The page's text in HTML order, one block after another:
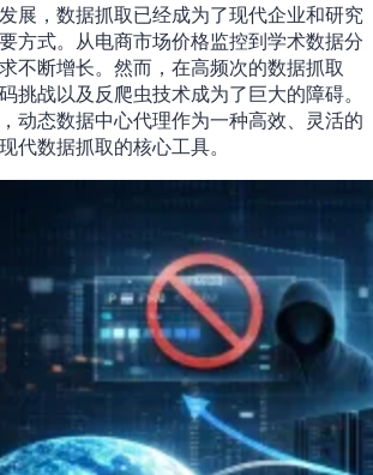
展，数据抓取已经成为了现代企业和研究
方式。从电商市场价格监控到学术数据分
不断增长。然而，在高频次的数据抓取
挑战以及反爬虫技术成为了巨大的障碍。
动态数据中心代理作为一种高效、灵活的
代数据抓取的核心工具。